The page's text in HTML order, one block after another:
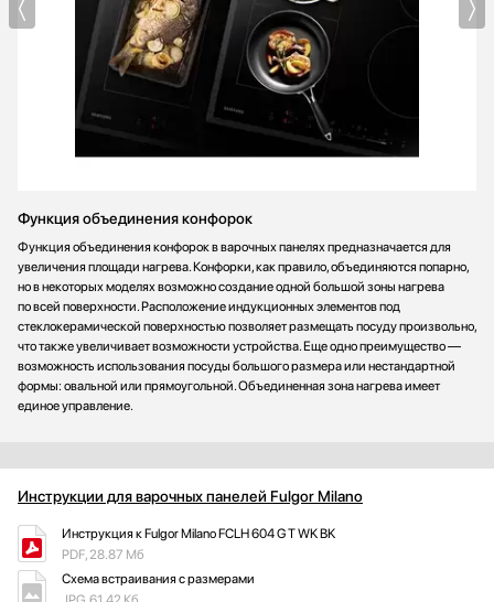
Функция объединения конфорок
Функция объединения конфорок в варочных панелях предназначается для
увеличения площади нагрева. Конфорки, как правило, объединяются попарно,
но в некоторых моделях возможно создание одной большой зоны нагрева
по всей поверхности. Расположение индукционных элементов под
стеклокерамической поверхностью позволяет размещать посуду произвольно,
что также увеличивает возможности устройства. Еще одно преимущество —
возможность использования посуды большого размера или нестандартной
формы: овальной или прямоугольной. Объединенная зона нагрева имеет
единое управление.
Инструкции для варочных панелей Fulgor Milano
Инструкция к Fulgor Milano FCLH 604 G T WK BK
PDF, 28.87 Мб
Схема встраивания с размерами